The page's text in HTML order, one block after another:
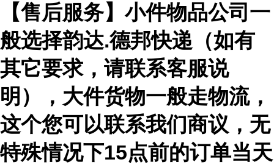
【售后服务】小件物品公司一
般选择韵达.德邦快递（如有
其它要求，请联系客服说
明），大件货物一般走物流，
这个您可以联系我们商议，无
特殊情况下15点前的订单当天